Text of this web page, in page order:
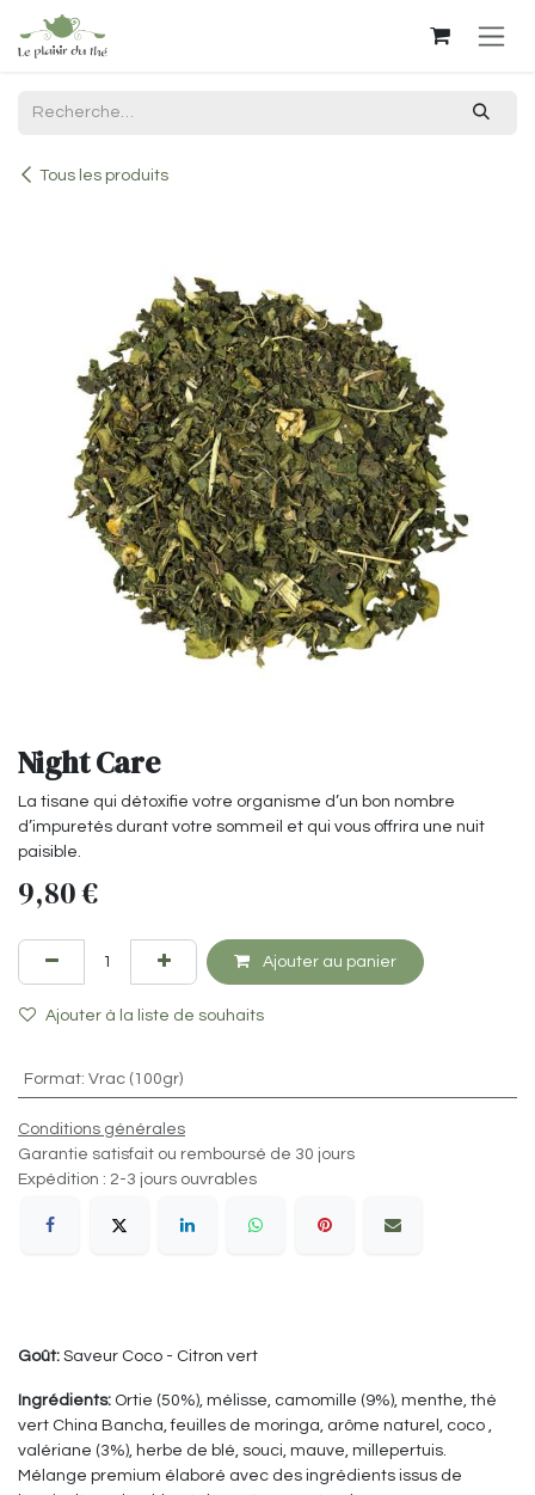
Se rendre au contenu
Tous les produits
Night Care
La tisane qui détoxifie votre organisme d’un bon nombre
d’impuretés durant votre sommeil et qui vous offrira une nuit
paisible.
9,80€
Ajouter au panier
Ajouter à la liste de souhaits
Format: Vrac (100gr)
Conditions générales
Garantie satisfait ou remboursé de 30 jours
Expédition : 2-3 jours ouvrables
Goût: Saveur Coco - Citron vert
Ingrédients: Ortie (50%), mélisse, camomille (9%), menthe, thé
vert China Bancha, feuilles de moringa, arôme naturel, coco ,
valériane (3%), herbe de blé, souci, mauve, millepertuis.
Mélange premium élaboré avec des ingrédients issus de